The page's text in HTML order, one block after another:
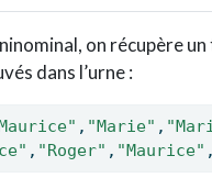
on récupère
dans l’urne :
, "Marie" ,
, "Roger" , "Maurice" ,